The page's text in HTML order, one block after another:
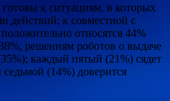
к ситуациям, в которых
действий: к совместной с
относятся 44%
решениям роботов о выдаче
каждый пятый (21%) сядет
(14%) доверится